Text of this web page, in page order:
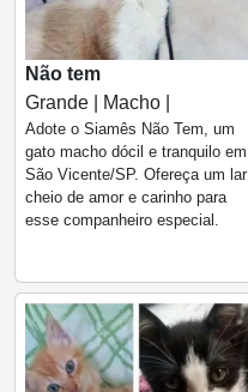
Não tem
Grande | Macho |
Adote o Siamês Não Tem, um
gato macho dócil e tranquilo em
São Vicente/SP. Ofereça um lar
cheio de amor e carinho para
esse companheiro especial.